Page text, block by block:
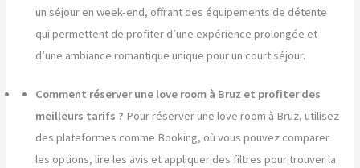
un séjour en week-end, offrant des équipements de détente
qui permettent de profiter d’une expérience prolongée et
d’une ambiance romantique unique pour un court séjour.
Comment réserver une love room à Bruz et profiter des
meilleurs tarifs ? Pour réserver une love room à Bruz, utilisez
des plateformes comme Booking, où vous pouvez comparer
les options, lire les avis et appliquer des filtres pour trouver la